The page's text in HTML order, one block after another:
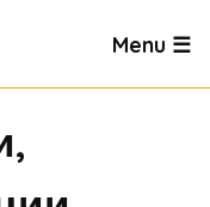
Menu ☰